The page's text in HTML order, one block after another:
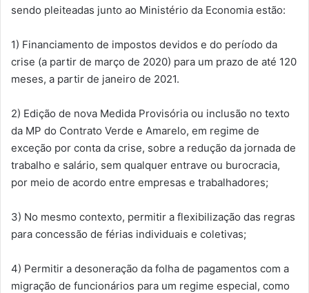
sendo pleiteadas junto ao Ministério da Economia estão:
1) Financiamento de impostos devidos e do período da
crise (a partir de março de 2020) para um prazo de até 120
meses, a partir de janeiro de 2021.
2) Edição de nova Medida Provisória ou inclusão no texto
da MP do Contrato Verde e Amarelo, em regime de
exceção por conta da crise, sobre a redução da jornada de
trabalho e salário, sem qualquer entrave ou burocracia,
por meio de acordo entre empresas e trabalhadores;
3) No mesmo contexto, permitir a flexibilização das regras
para concessão de férias individuais e coletivas;
4) Permitir a desoneração da folha de pagamentos com a
migração de funcionários para um regime especial, como